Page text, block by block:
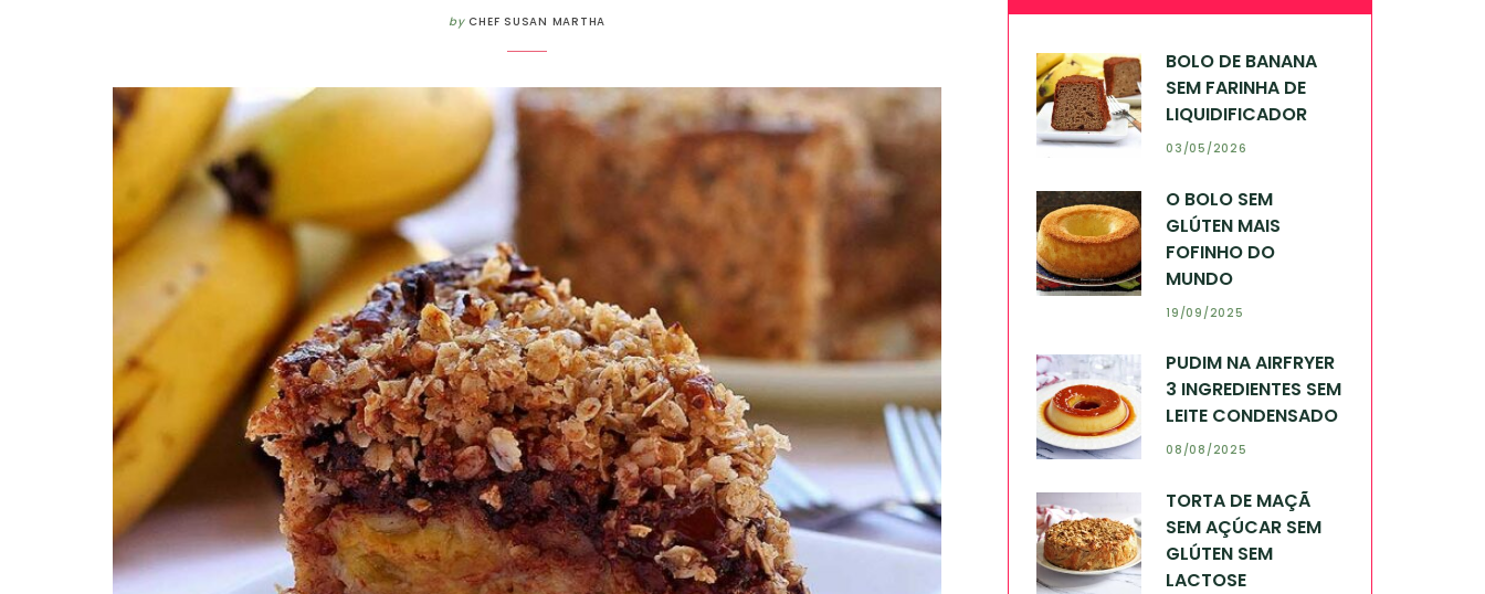
by CHEF SUSAN MARTHA
BOLO DE BANANA
SEM FARINHA DE
LIQUIDIFICADOR
03/05/2026
O BOLO SEM
GLÚTEN MAIS
FOFINHO DO
MUNDO
19/09/2025
PUDIM NA AIRFRYER
3 INGREDIENTES SEM
LEITE CONDENSADO
08/08/2025
TORTA DE MAÇÃ
SEM AÇÚCAR SEM
GLÚTEN SEM
LACTOSE